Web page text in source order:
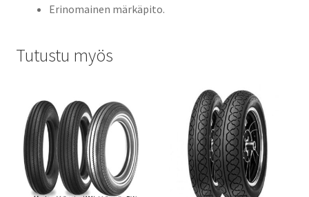
Erinomainen märkäpito.
Tutustu myös